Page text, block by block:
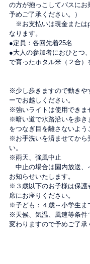
の方が抱っこしてバスにお
予めご了承ください。）
※お支払いは現金または
なります。
●定員：各回先着25名
●大人の参加者におひとつ
で育ったホタル米（２合）
※少し歩きますので動きや
ーでお越しください。
※強いライトは使用できま
※暗い道で水路沿いを歩き
をつなぎ目を離さないよう
※お手洗いを済ませてから
い。
※雨天、強風中止
中止の場合は園内放送、
お知らせいたします。
※３歳以下のお子様は保護
席にお座りください。
※子ども：４歳～小学生ま
※天候、気温、風速等条件
変わりますので予めご了承